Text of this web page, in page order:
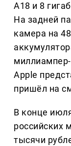
A18 и 8
На задней
камера на
Apple
пришёл на
В конце
российских
тысячи